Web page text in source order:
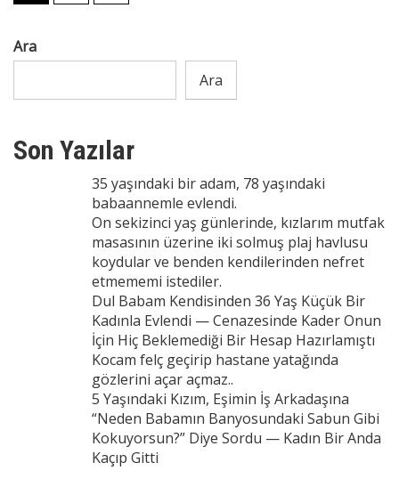
sayfalaması
Ara
Ara
Son Yazılar
35 yaşındaki bir adam, 78 yaşındaki
babaannemle evlendi.
On sekizinci yaş günlerinde, kızlarım mutfak
masasının üzerine iki solmuş plaj havlusu
koydular ve benden kendilerinden nefret
etmememi istediler.
Dul Babam Kendisinden 36 Yaş Küçük Bir
Kadınla Evlendi — Cenazesinde Kader Onun
İçin Hiç Beklemediği Bir Hesap Hazırlamıştı
Kocam felç geçirip hastane yatağında
gözlerini açar açmaz..
5 Yaşındaki Kızım, Eşimin İş Arkadaşına
“Neden Babamın Banyosundaki Sabun Gibi
Kokuyorsun?” Diye Sordu — Kadın Bir Anda
Kaçıp Gitti